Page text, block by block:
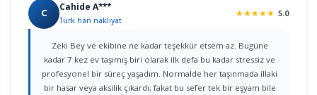
C Cahide A***
Türk han nakliyat
★★★★★ 5.0
Zeki Bey ve ekibine ne kadar teşekkür etsem az. Bugüne
kadar 7 kez ev taşımış biri olarak ilk defa bu kadar stressiz ve
profesyonel bir süreç yaşadım. Normalde her taşınmada illaki
bir hasar veya aksilik çıkardı; fakat bu sefer tek bir eşyam bile